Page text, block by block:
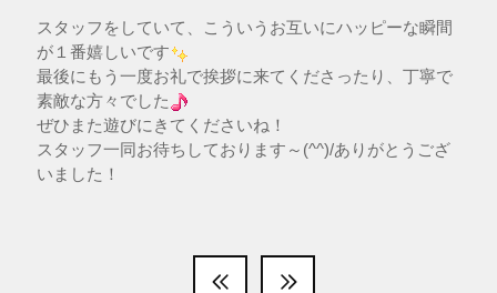
スタッフをしていて、こういうお互いにハッピーな瞬間
が１番嬉しいです
最後にもう一度お礼で挨拶に来てくださったり、丁寧で
素敵な方々でした
ぜひまた遊びにきてくださいね！
スタッフ一同お待ちしております～(^^)/ありがとうござ
いました！